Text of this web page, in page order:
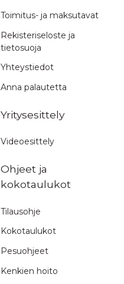
Toimitus- ja maksutavat
Rekisteriseloste ja
tietosuoja
Yhteystiedot
Anna palautetta
Yritysesittely
Videoesittely
Ohjeet ja
kokotaulukot
Tilausohje
Kokotaulukot
Pesuohjeet
Kenkien hoito